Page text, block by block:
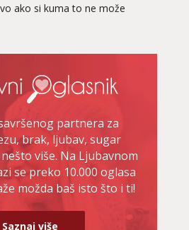
ako si kuma to ne može
partnera za
brak, ljubav, sugar
više. Na Ljubavnom
se preko 10.000 oglasa
možda baš isto što i ti!
Saznaj više
veze
tel: 064/600-600
- mob:1,12€ min
/ Kod 56
savjetnik je slobodan
ljubav